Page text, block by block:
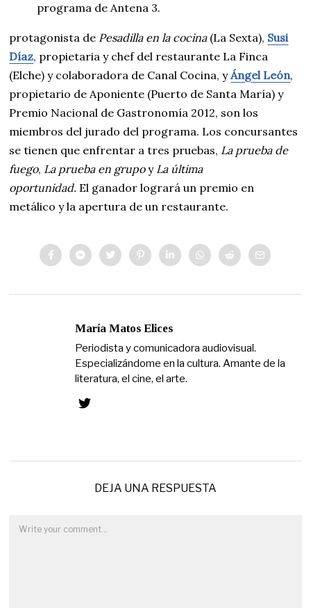
programa de Antena 3.
protagonista de Pesadilla en la cocina (La Sexta), Susi
Díaz, propietaria y chef del restaurante La Finca
(Elche) y colaboradora de Canal Cocina, yÁngel León,
propietario de Aponiente (Puerto de Santa María) y
Premio Nacional de Gastronomía 2012, son los
miembros del jurado del programa. Los concursantes
se tienen que enfrentar a tres pruebas, La prueba de
fuego, La prueba en grupoy La última
oportunidad. El ganador logrará un premio en
metálico y la apertura de un restaurante.
María Matos Elices
Periodista y comunicadora audiovisual.
Especializándome en la cultura. Amante de la
literatura, el cine, el arte.
DEJA UNA RESPUESTA